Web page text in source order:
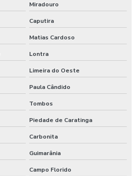
Miradouro
Caputira
Matias Cardoso
Lontra
Limeira do Oeste
Paula Cândido
Tombos
Piedade de Caratinga
Carbonita
Guimarânia
Campo Florido